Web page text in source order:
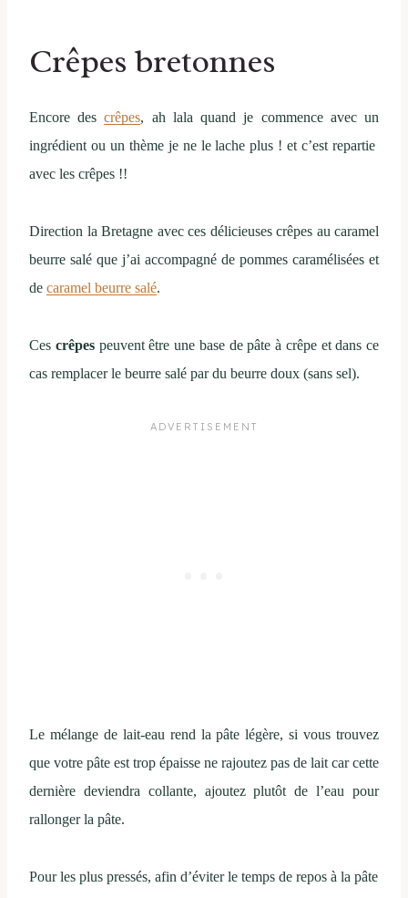
Crêpes bretonnes
Encore descrêpes, ah lala quand je commence avec un
ingrédient ou un thème je ne le lache plus ! et c’est repartie
avec les crêpes !!
Direction la Bretagne avec ces délicieuses crêpes au caramel
beurre salé que j’ai accompagné de pommes caramélisées et
de caramel beurre salé.
Ces crêpespeuvent être une base de pâte à crêpe et dans ce
cas remplacer le beurre salé par du beurre doux (sans sel).
Le mélange de lait-eau rend la pâte légère, si vous trouvez
que votre pâte est trop épaisse ne rajoutez pas de lait car cette
dernière deviendra collante, ajoutez plutôt de l’eau pour
rallonger la pâte.
Pour les plus pressés, afin d’éviter le temps de repos à la pâte